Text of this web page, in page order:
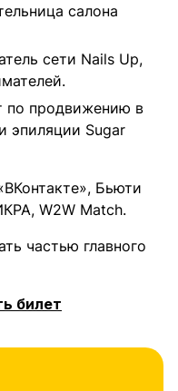
салона
сети Nails Up,
по продвижению в
эпиляции Sugar
Бьюти
W2W Match.
частью главного
билет